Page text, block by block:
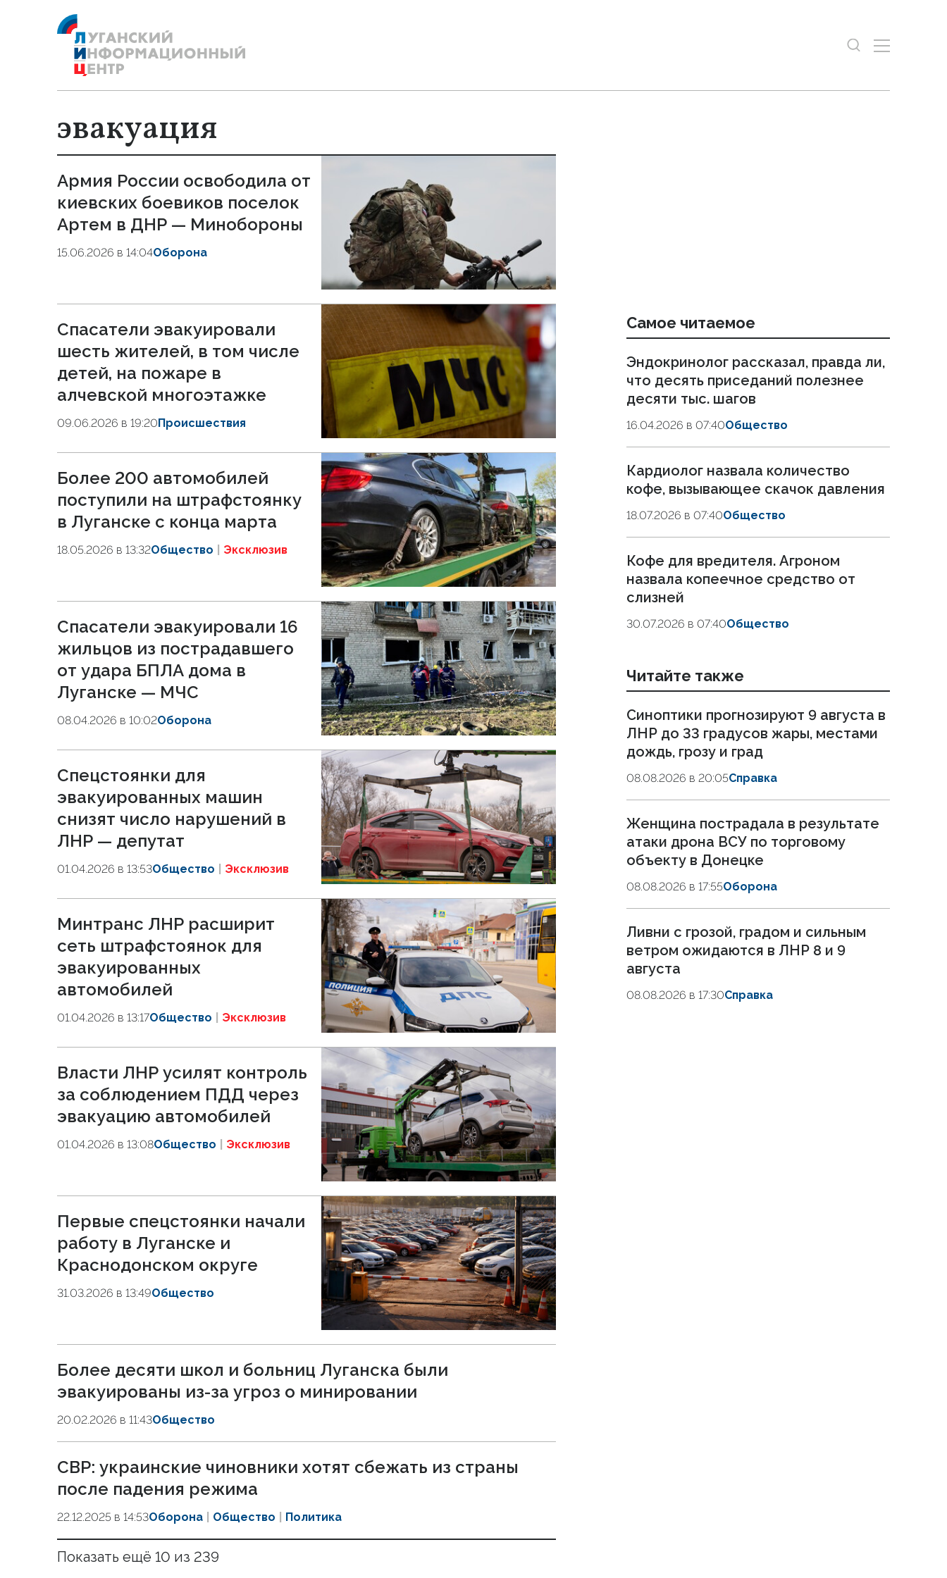
эвакуация
Армия России освободила от
киевских боевиков поселок
Артем в ДНР — Минобороны
15.06.2026 в 14:04Оборона
Спасатели эвакуировали
шесть жителей, в том числе
детей, на пожаре в
алчевской многоэтажке
09.06.2026 в 19:20Происшествия
Более 200 автомобилей
поступили на штрафстоянку
в Луганске с конца марта
18.05.2026 в 13:32Общество Эксклюзив
Спасатели эвакуировали 16
жильцов из пострадавшего
от удара БПЛА дома в
Луганске — МЧС
08.04.2026 в 10:02Оборона
Спецстоянки для
эвакуированных машин
снизят число нарушений в
ЛНР — депутат
01.04.2026 в 13:53Общество Эксклюзив
Минтранс ЛНР расширит
сеть штрафстоянок для
эвакуированных
автомобилей
01.04.2026 в 13:17Общество Эксклюзив
Власти ЛНР усилят контроль
за соблюдением ПДД через
эвакуацию автомобилей
01.04.2026 в 13:08Общество Эксклюзив
Первые спецстоянки начали
работу в Луганске и
Краснодонском округе
31.03.2026 в 13:49Общество
Более десяти школ и больниц Луганска были
эвакуированы из-за угроз о минировании
20.02.2026 в 11:43Общество
СВР: украинские чиновники хотят сбежать из страны
после падения режима
22.12.2025 в 14:53Оборона Общество Политика
Показать ещё 10 из 239
Самое читаемое
Эндокринолог рассказал, правда ли,
что десять приседаний полезнее
десяти тыс. шагов
16.04.2026 в 07:40Общество
Кардиолог назвала количество
кофе, вызывающее скачок давления
18.07.2026 в 07:40Общество
Кофе для вредителя. Агроном
назвала копеечное средство от
слизней
30.07.2026 в 07:40Общество
Читайте также
Синоптики прогнозируют 9 августа в
ЛНР до 33 градусов жары, местами
дождь, грозу и град
08.08.2026 в 20:05Справка
Женщина пострадала в результате
атаки дрона ВСУ по торговому
объекту в Донецке
08.08.2026 в 17:55Оборона
Ливни с грозой, градом и сильным
ветром ожидаются в ЛНР 8 и 9
августа
08.08.2026 в 17:30Справка